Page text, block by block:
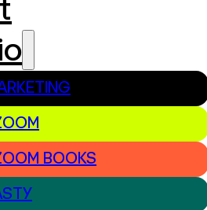
BOOKS